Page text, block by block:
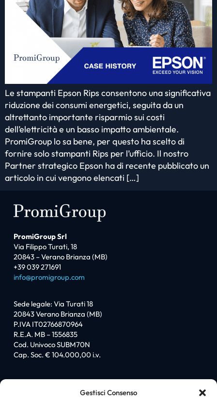
Gestisci Consenso
Le stampanti Epson Rips consentono una significativa
riduzione dei consumi energetici, seguita da un
altrettanto importante risparmio sui costi
dell’elettricità e un basso impatto ambientale.
PromiGroup lo sa bene, per questo ha scelto di
fornire solo stampanti Rips per l’ufficio. Il nostro
Partner strategico Epson ha di recente pubblicato un
articolo in cui vengono elencati […]
PromiGroup Srl
Via Filippo Turati, 18
20843 – Verano Brianza (MB)
+39 039 271691
info@promigroup.com
Sede legale: Via Turati 18
20843 Verano Brianza (MB)
P.IVA IT02766870964
R.E.A. MB – 1556835
Cod. Univoco SUBM70N
Cap. Soc. € 104.000,00 i.v.
Sitemap